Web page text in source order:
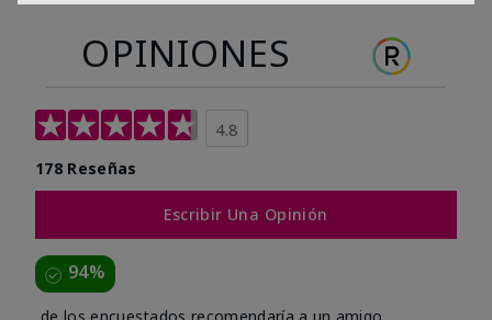
OPINIONES
4.8
178 Reseñas
Escribir Una Opinión
94%